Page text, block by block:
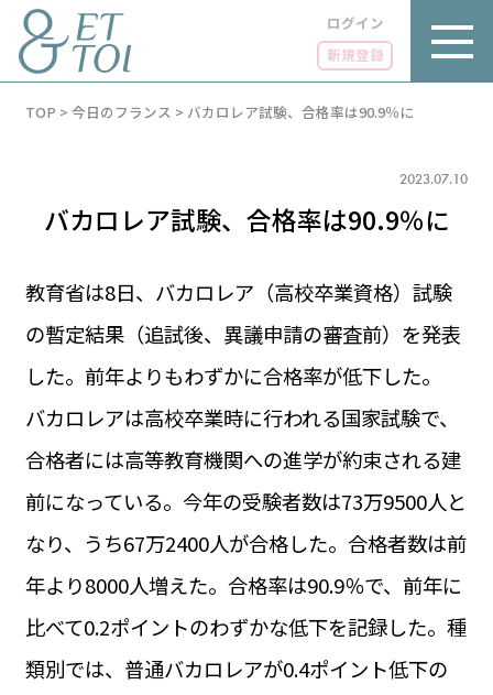
ログイン
新規登録
LUXE
グルメ
LIFE STYLE
BUSINESS
ビジネス・キャリア
INFOS PRATIQUES
TAG
タグ
FR 11:01 ／ JP 18:01
1€＝182.37円
お問い合わせ
広告掲載
運営会社
サイトポリシー
TOP > 今日のフランス > バカロレア試験、合格率は90.9％に
2023.07.10
バカロレア試験、合格率は90.9％に
教育省は8日、バカロレア（高校卒業資格）試験
の暫定結果（追試後、異議申請の審査前）を発表
した。前年よりもわずかに合格率が低下した。
バカロレアは高校卒業時に行われる国家試験で、
合格者には高等教育機関への進学が約束される建
前になっている。今年の受験者数は73万9500人と
なり、うち67万2400人が合格した。合格者数は前
年より8000人増えた。合格率は90.9％で、前年に
比べて0.2ポイントのわずかな低下を記録した。種
類別では、普通バカロレアが0.4ポイント低下の